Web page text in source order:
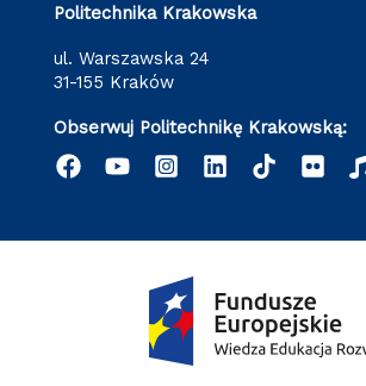
Politechnika Krakowska
ul. Warszawska 24
31-155 Kraków
Obserwuj Politechnikę Krakowską: